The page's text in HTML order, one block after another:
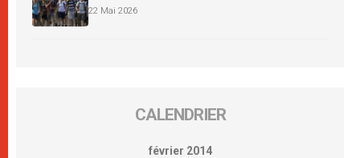
22 Mai 2026
CALENDRIER
février 2014